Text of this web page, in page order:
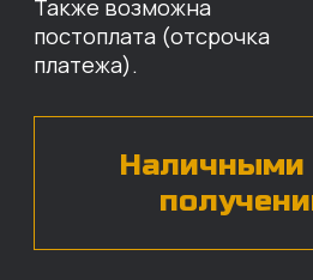
назовут цены и проконсультируют
по нужным деталям.